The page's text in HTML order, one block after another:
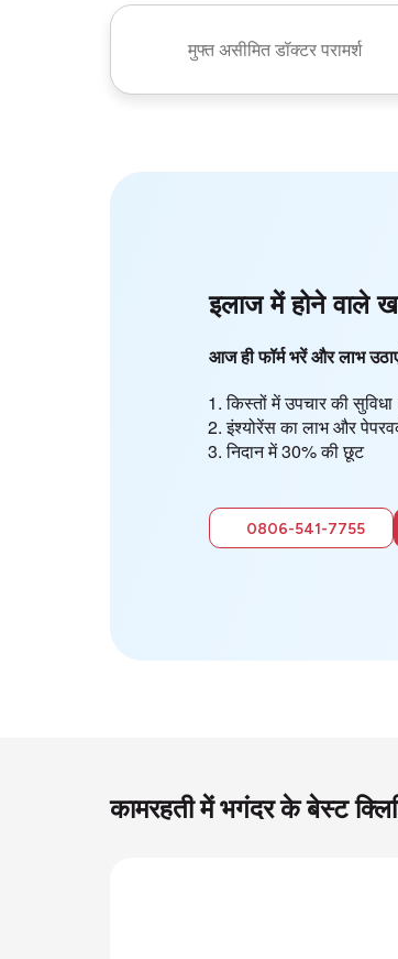
मुफ्त असीमित डॉक्टर परामर्श
इलाज में होने वाले
आज ही फॉर्म भरें और लाभ
किस्तों में उपचार की
इंश्योरेंस का लाभ और
निदान में 30% की छूट
0806-541-7755
कामरहती में भगंदर के बेस्ट